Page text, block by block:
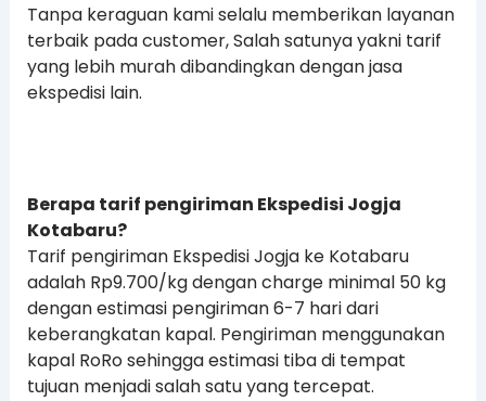
Tanpa keraguan kami selalu memberikan layanan
terbaik pada customer, Salah satunya yakni tarif
yang lebih murah dibandingkan dengan jasa
ekspedisi lain.
Berapa tarif pengiriman Ekspedisi Jogja
Kotabaru?
Tarif pengiriman Ekspedisi Jogja ke Kotabaru
adalah Rp9.700/kg dengan charge minimal 50 kg
dengan estimasi pengiriman 6-7 hari dari
keberangkatan kapal. Pengiriman menggunakan
kapal RoRo sehingga estimasi tiba di tempat
tujuan menjadi salah satu yang tercepat.